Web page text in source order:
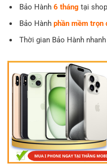
Bảo Hành 6 tháng tại
Bảo Hành phần mềm trọn
Thời gian Bảo Hành